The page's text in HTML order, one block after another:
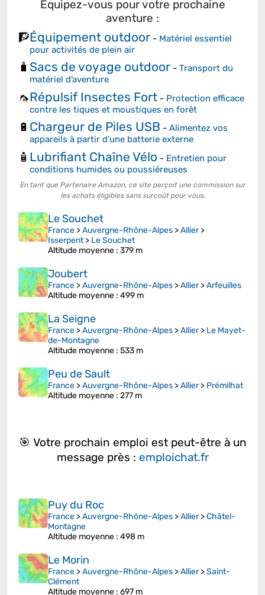
Équipez-vous pour votre prochaine
aventure :
🧗Équipement outdoor - Matériel essentiel
pour activités de plein air
🧳 Sacs de voyage outdoor - Transport du
matériel d’aventure
🦟Répulsif Insectes Fort - Protection efficace
contre les tiques et moustiques en forêt
🔋 Chargeur de Piles USB - Alimentez vos
appareils à partir d'une batterie externe
🧴 Lubrifiant Chaîne Vélo - Entretien pour
conditions humides ou poussiéreuses
En tant que Partenaire Amazon, ce site perçoit une commission sur
les achats éligibles sans surcoût pour vous.
Le Souchet
France >Auvergne-Rhône-Alpes >Allier>
Isserpent> Le Souchet
Altitude moyenne : 379 m
Joubert
France >Auvergne-Rhône-Alpes >Allier>Arfeuilles
Altitude moyenne : 499 m
La Seigne
France >Auvergne-Rhône-Alpes >Allier> Le Mayet-
de-Montagne
Altitude moyenne : 533 m
Peu de Sault
France >Auvergne-Rhône-Alpes >Allier> Prémilhat
Altitude moyenne : 277 m
🎯 Votre prochain emploi est peut-être à un
message près : emploichat.fr
Puy du Roc
France >Auvergne-Rhône-Alpes >Allier>Châtel-
Montagne
Altitude moyenne : 498 m
Le Morin
France >Auvergne-Rhône-Alpes >Allier>Saint-
Clément
Altitude moyenne : 697 m